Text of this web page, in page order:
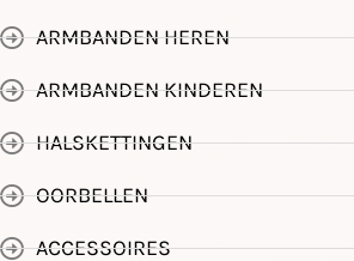
ARMBANDEN HEREN
ARMBANDEN KINDEREN
HALSKETTINGEN
OORBELLEN
ACCESSOIRES